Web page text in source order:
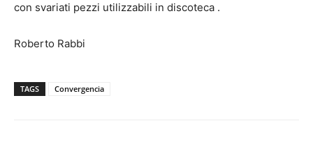
con svariati pezzi utilizzabili in discoteca .
Roberto Rabbi
TAGS Convergencia